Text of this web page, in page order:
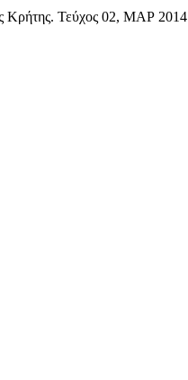
Κρήτης. Τεύχος 02, ΜΑΡ 2014